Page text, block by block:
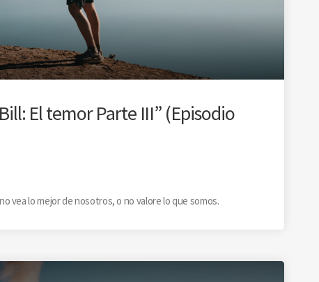
El temor Parte III” (Episodio
vea lo mejor de nosotros, o no valore lo que somos.